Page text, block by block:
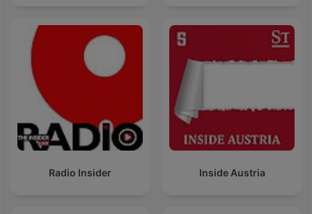
Radio Insider Inside Austria